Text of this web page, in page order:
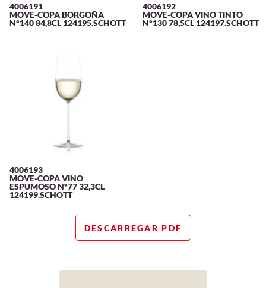
4006191
MOVE-COPA BORGOÑA
Nº140 84,8CL 124195.SCHOTT
4006192
MOVE-COPA VINO TINTO
Nº130 78,5CL 124197.SCHOTT
4006193
MOVE-COPA VINO
ESPUMOSO Nº77 32,3CL
124199.SCHOTT
DESCARREGAR PDF